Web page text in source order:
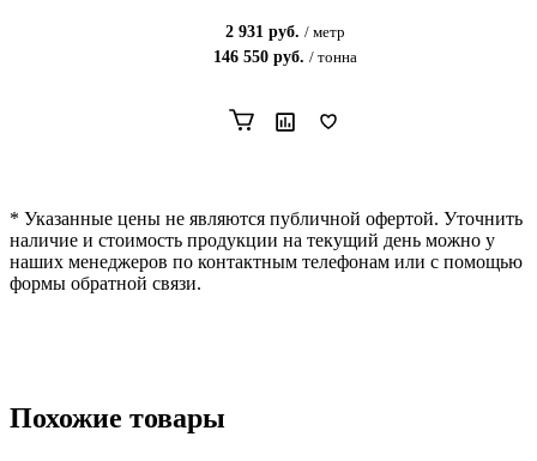
2 931 руб. / метр
146 550 руб. / тонна
* Указанные цены не являются публичной офертой. Уточнить
наличие и стоимость продукции на текущий день можно у
наших менеджеров по контактным телефонам или с помощью
формы обратной связи.
Похожие товары